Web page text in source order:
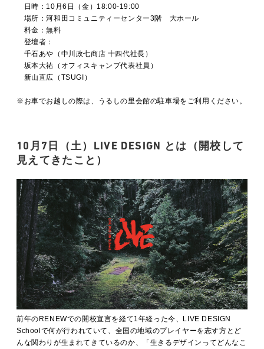
日時：10月6日（金）18:00-19:00
場所：河和田コミュニティーセンター3階 大ホール
料金：無料
登壇者：
千石あや（中川政七商店 十四代社長）
坂本大祐（オフィスキャンプ代表社員）
新山直広（TSUGI）
※お車でお越しの際は、うるしの里会館の駐車場をご利用ください。
10月7日（土）
LIVE DESIGN とは（開校して
見えてきたこと）
前年のRENEWでの開校宣言を経て1年経った今、LIVE DESIGN
Schoolで何が行われていて、全国の地域のプレイヤーを志す方とど
んな関わりが生まれてきているのか、「生きるデザインってどんなこ